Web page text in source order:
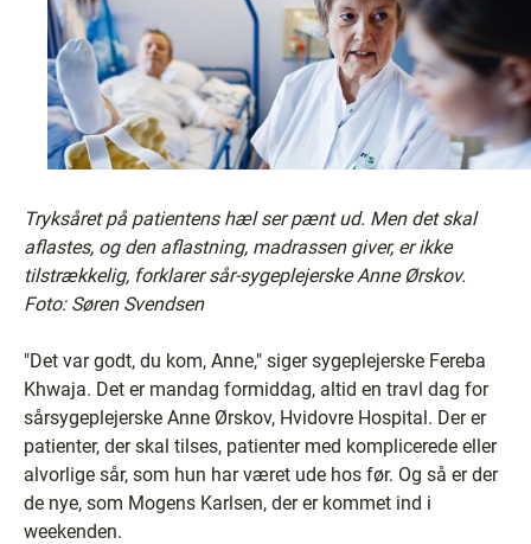
Tryksåret på patientens hæl ser pænt ud. Men det skal
aflastes, og den aflastning, madrassen giver, er ikke
tilstrækkelig, forklarer sår-sygeplejerske Anne Ørskov.
Foto: Søren Svendsen
"Det var godt, du kom, Anne," siger sygeplejerske Fereba
Khwaja. Det er mandag formiddag, altid en travl dag for
sårsygeplejerske Anne Ørskov, Hvidovre Hospital. Der er
patienter, der skal tilses, patienter med komplicerede eller
alvorlige sår, som hun har været ude hos før. Og så er der
de nye, som Mogens Karlsen, der er kommet ind i
weekenden.